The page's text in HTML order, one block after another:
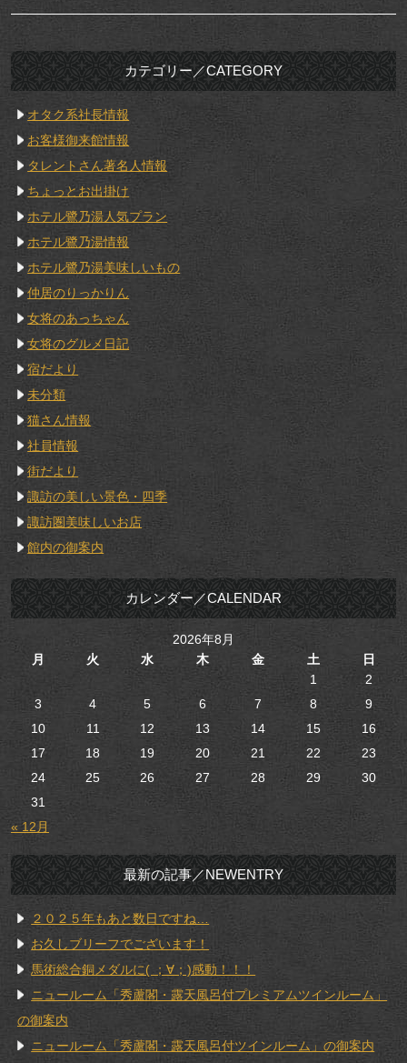
カテゴリー／CATEGORY
オタク系社長情報
お客様御来館情報
タレントさん著名人情報
ちょっとお出掛け
ホテル鷺乃湯人気プラン
ホテル鷺乃湯情報
ホテル鷺乃湯美味しいもの
仲居のりっかりん
女将のあっちゃん
女将のグルメ日記
宿だより
未分類
猫さん情報
社員情報
街だより
諏訪の美しい景色・四季
諏訪圏美味しいお店
館内の御案内
カレンダー／CALENDAR
2026年8月
月
火 水 木 金 土
日
1
2
3
4 5 6 7 8
9
10
11 12 13 14 15
16
17
18 19 20 21 22
23
24
25 26 27 28 29
30
31
« 12月
最新の記事／NEWENTRY
２０２５年もあと数日ですね…
お久しブリーフでございます！
馬術総合銅メダルに( ；∀；)感動！！！
ニュールーム「秀蘆閣・露天風呂付プレミアムツインルーム」
の御案内
ニュールーム「秀蘆閣・露天風呂付ツインルーム」の御案内